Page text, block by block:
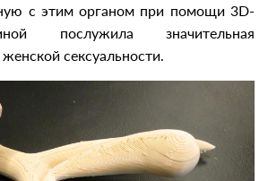
с этим органом при помощи 3D-
послужила значительная
сексуальности.